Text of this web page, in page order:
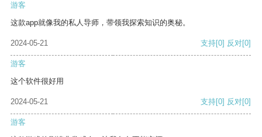
游客
这款app就像我的私人导师，带领我探索知识的奥秘。
2024-05-21 支持[0] 反对[0]
游客
这个软件很好用
2024-05-21 支持[0] 反对[0]
游客